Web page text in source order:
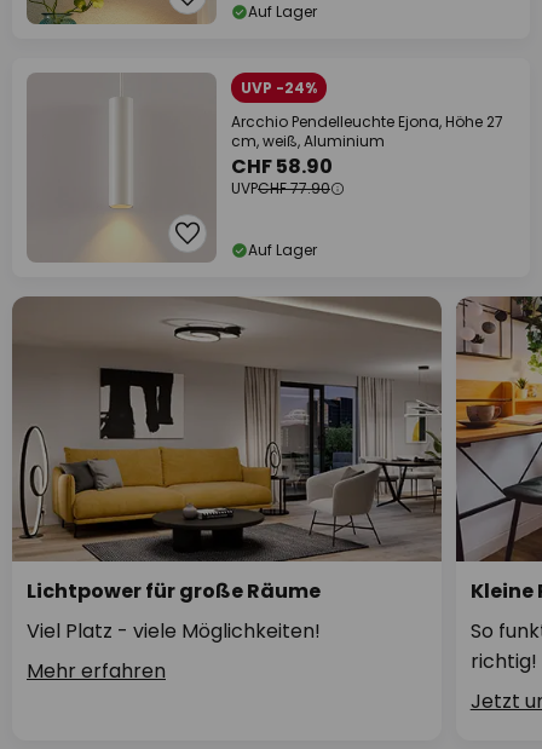
Auf Lager
UVP -24%
Arcchio Pendelleuchte Ejona, Höhe 27
cm, weiß, Aluminium
CHF 58.90
UVPCHF 77.90
Auf Lager
Lichtpower für große Räume
Viel Platz - viele Möglichkeiten!
Mehr erfahren
Kleine
So
richtig!
Jetzt